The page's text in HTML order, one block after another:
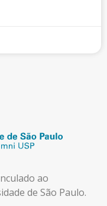
ao
de São Paulo.